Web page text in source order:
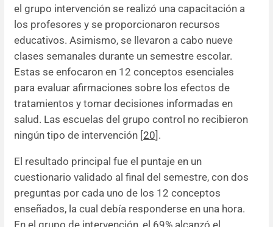
el grupo intervención se realizó una capacitación a
los profesores y se proporcionaron recursos
educativos. Asimismo, se llevaron a cabo nueve
clases semanales durante un semestre escolar.
Estas se enfocaron en 12 conceptos esenciales
para evaluar afirmaciones sobre los efectos de
tratamientos y tomar decisiones informadas en
salud. Las escuelas del grupo control no recibieron
ningún tipo de intervención [20].
El resultado principal fue el puntaje en un
cuestionario validado al final del semestre, con dos
preguntas por cada uno de los 12 conceptos
enseñados, la cual debía responderse en una hora.
En el grupo de intervención, el 69% alcanzó el